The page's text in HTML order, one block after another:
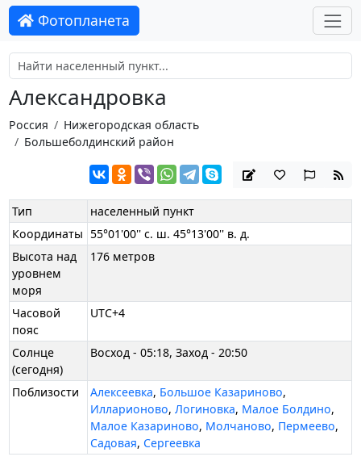
Фотопланета
Александровка
Россия
Нижегородская область
Большеболдинский район
Тип
населенный пункт
Координаты 55°01'00'' с. ш. 45°13'00'' в. д.
Высота над
уровнем
моря
176 метров
Часовой
пояс
UTC+4
Солнце
(сегодня)
Восход - 05:18, Заход - 20:50
Поблизости Алексеевка, Большое Казариново,
Илларионово,Логиновка, Малое Болдино,
Малое Казариново, Молчаново, Пермеево,
Садовая, Сергеевка